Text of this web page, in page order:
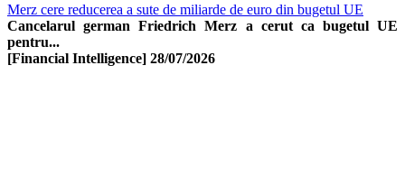
Merz cere reducerea a sute de miliarde de euro din bugetul UE
Cancelarul german Friedrich Merz a cerut ca bugetul UE
pentru...
[Financial Intelligence] 28/07/2026